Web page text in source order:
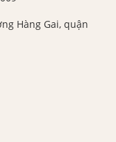
Hàng Gai, quận